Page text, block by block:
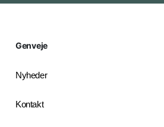
Genveje
Nyheder
Kontakt